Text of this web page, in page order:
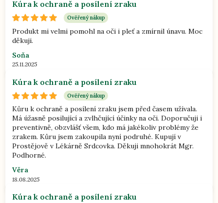
Kúra k ochraně a posílení zraku
Ověřený nákup
Produkt mi velmi pomohl na oči i pleť a zmírnil únavu. Moc
děkuji.
Soňa
25.11.2025
Kúra k ochraně a posílení zraku
Ověřený nákup
Kůru k ochraně a posílení zraku jsem před časem užívala.
Má úžasně posilující a zvlhčující účinky na oči. Doporučuji i
preventivně, obzvlášť všem, kdo má jakékoliv problémy že
zrakem. Kůru jsem zakoupila nyní podruhé. Kupují v
Prostějově v Lékárně Srdcovka. Děkuji mnohokrát Mgr.
Podhorné.
Věra
18.08.2025
Kúra k ochraně a posílení zraku